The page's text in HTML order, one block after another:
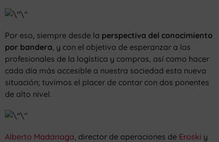
Por eso, siempre desde la perspectiva del conocimiento
por bandera, y con el objetivo de esperanzar a los
profesionales de la logística y compras, así como hacer
cada día más accesible a nuestra sociedad esta nueva
situación; tuvimos el placer de contar con dos ponentes
de alto nivel.
Alberto Madariaga, director de operaciones de Eroski y